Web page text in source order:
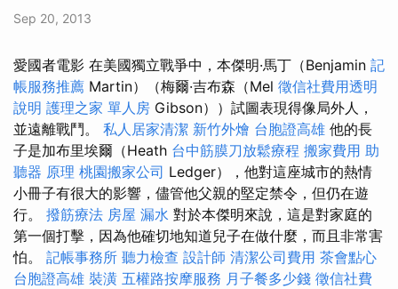
Sep 20, 2013
愛國者電影 在美國獨立戰爭中，本傑明·馬丁（Benjamin 記
帳服務推薦 Martin）（梅爾·吉布森（Mel 徵信社費用透明
說明 護理之家 單人房 Gibson））試圖表現得像局外人，
並遠離戰鬥。 私人居家清潔 新竹外燴 台胞證高雄 他的長
子是加布里埃爾（Heath 台中筋膜刀放鬆療程 搬家費用 助
聽器 原理 桃園搬家公司 Ledger），他對這座城市的熱情
小冊子有很大的影響，儘管他父親的堅定禁令，但仍在遊
行。 撥筋療法 房屋 漏水 對於本傑明來說，這是對家庭的
第一個打擊，因為他確切地知道兒子在做什麼，而且非常害
怕。 記帳事務所 聽力檢查 設計師 清潔公司費用 茶會點心
台胞證高雄 裝潢 五權路按摩服務 月子餐多少錢 徵信社費